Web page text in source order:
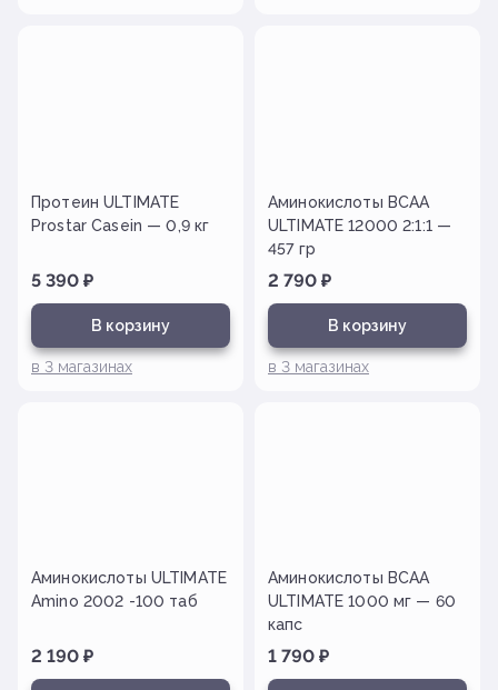
Протеин ULTIMATE
Prostar Casein — 0,9 кг
5 390 ₽
В корзину
в 3 магазинах
Аминокислоты BCAA
ULTIMATE 12000 2:1:1 —
457 гр
2 790 ₽
В корзину
в 3 магазинах
Аминокислоты ULTIMATE
Amino 2002 -100 таб
2 190 ₽
Аминокислоты BCAA
ULTIMATE 1000 мг — 60
капс
1 790 ₽